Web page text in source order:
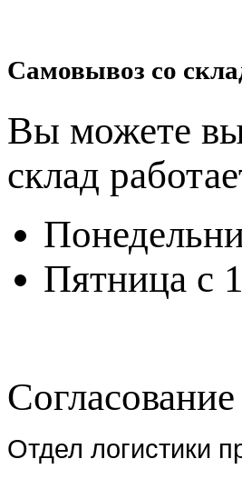
Самовывоз со
Вы можете
склад
Пятница с
Отдел логистики